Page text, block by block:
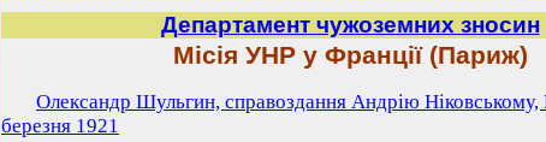
Департамент чужоземних зносин
Місія УНР у Франції (Париж)
Олександр Шульгин, справоздання Андрію
березня 1921